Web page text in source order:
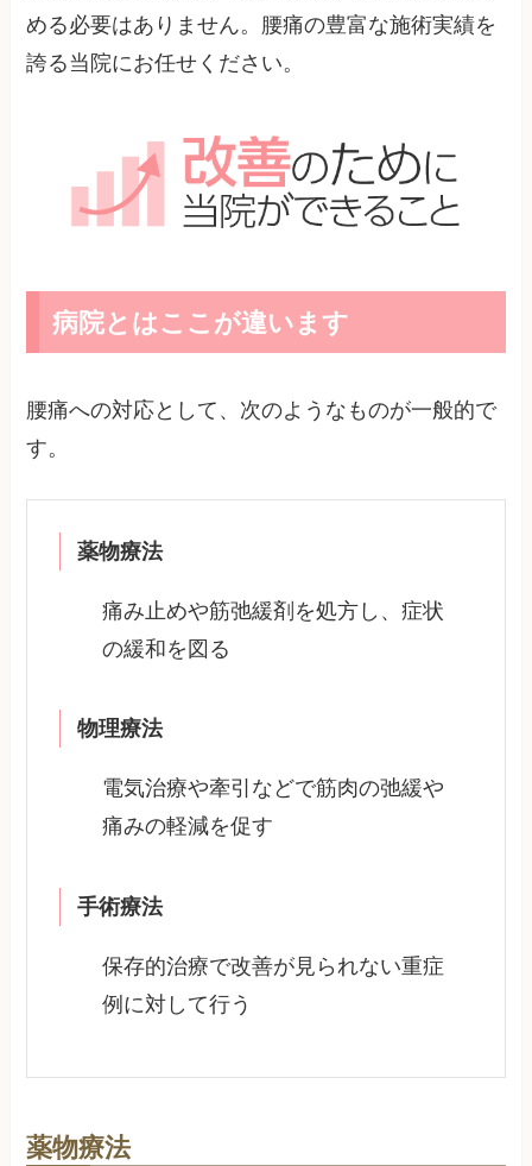
める必要はありません。腰痛の豊富な施術実績を
誇る当院にお任せください。
病院とはここが違います
腰痛への対応として、次のようなものが一般的で
す。
薬物療法
痛み止めや筋弛緩剤を処方し、症状
の緩和を図る
物理療法
電気治療や牽引などで筋肉の弛緩や
痛みの軽減を促す
手術療法
保存的治療で改善が見られない重症
例に対して行う
薬物療法